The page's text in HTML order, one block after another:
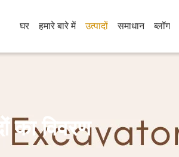
घर हमारे बारे में उत्पादों समाधान ब्लॉग
का विवरण